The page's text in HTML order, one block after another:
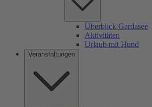
Überblick Gardasee
Aktivitäten
Urlaub mit Hund
Veranstaltungen